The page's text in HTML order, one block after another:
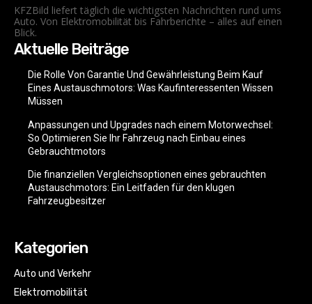
KFZBild liefert täglich die wichtigsten Nachrichten rund ums
Auto. Von Elektromobilität bis Fahrberichte – alles auf einen
Blick.
Aktuelle Beiträge
Die Rolle Von Garantie Und Gewährleistung Beim Kauf
Eines Austauschmotors: Was Kaufinteressenten Wissen
Müssen
Anpassungen und Upgrades nach einem Motorwechsel:
So Optimieren Sie Ihr Fahrzeug nach Einbau eines
Gebrauchtmotors
Die finanziellen Vergleichsoptionen eines gebrauchten
Austauschmotors: Ein Leitfaden für den klugen
Fahrzeugbesitzer
Kategorien
Auto und Verkehr
Elektromobilität